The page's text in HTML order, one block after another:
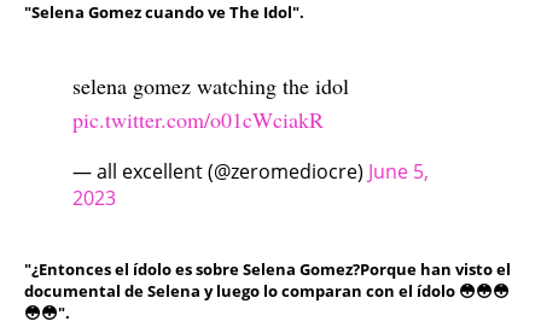
"Selena Gomez cuando ve The Idol".
selena gomez watching the idol
pic.twitter.com/o01cWciakR
— all excellent (@zeromediocre) June 5,
2023
"¿Entonces el ídolo es sobre Selena Gomez?Porque han visto el
documental de Selena y luego lo comparan con el ídolo 😳😳😳
😳😳".